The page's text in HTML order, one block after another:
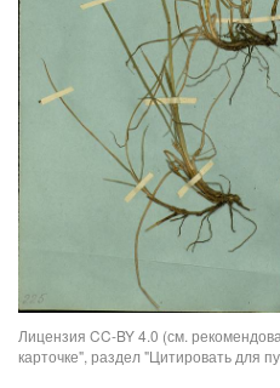
Лицензия CC-BY 4.0 (см.
карточке", раздел "Цитировать для